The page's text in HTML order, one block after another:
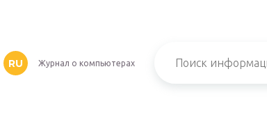
RU Журнал о компьютерах